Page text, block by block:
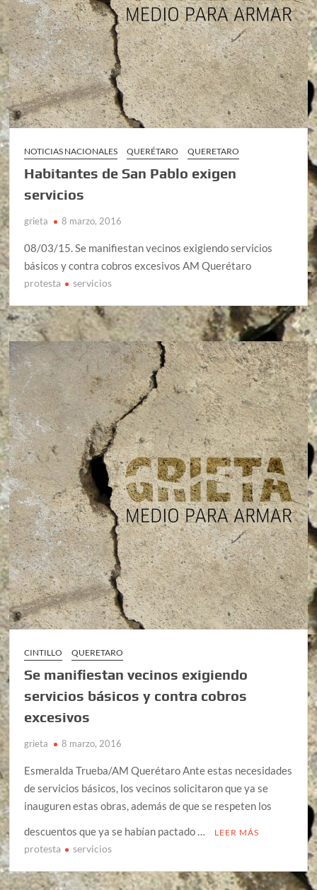
NOTICIAS NACIONALES QUERÉTARO QUERETARO
Habitantes de San Pablo exigen
servicios
grieta 8 marzo, 2016
08/03/15. Se manifiestan vecinos exigiendo servicios
básicos y contra cobros excesivos AM Querétaro
protesta servicios
CINTILLO QUERETARO
Se manifiestan vecinos exigiendo
servicios básicos y contra cobros
excesivos
grieta 8 marzo, 2016
Esmeralda Trueba/AM Querétaro Ante estas necesidades
de servicios básicos, los vecinos solicitaron que ya se
inauguren estas obras, además de que se respeten los
descuentos que ya se habían pactado …
LEER MÁS
protesta servicios